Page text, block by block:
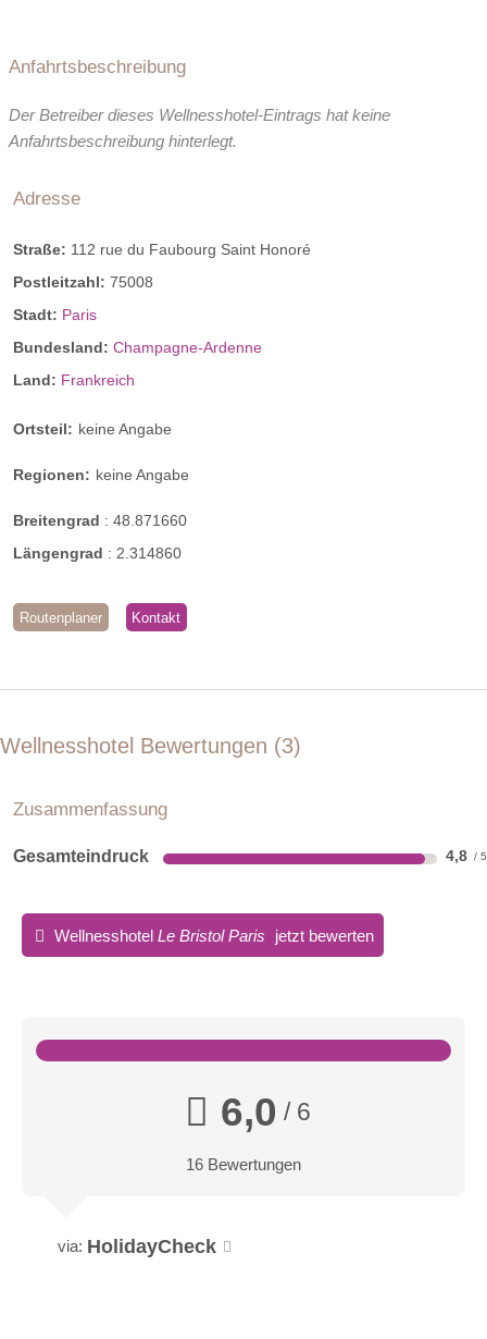
Anfahrtsbeschreibung
Der Betreiber dieses Wellnesshotel-Eintrags hat keine
Anfahrtsbeschreibung hinterlegt.
Adresse
Straße: 112 rue du Faubourg Saint Honoré
Postleitzahl: 75008
Stadt: Paris
Bundesland: Champagne-Ardenne
Land: Frankreich
Ortsteil: keine Angabe
Regionen: keine Angabe
Breitengrad : 48.871660
Längengrad : 2.314860
Routenplaner Kontakt
Wellnesshotel Bewertungen 3
Zusammenfassung
Gesamteindruck 4,8
Wellnesshotel Le Bristol Paris jetzt bewerten
6,0 / 6
16 Bewertungen
via: HolidayCheck